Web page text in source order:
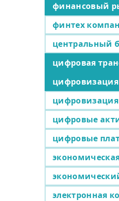
финансовый
финтех
центральный
цифровая
цифровые
цифровые
электронная